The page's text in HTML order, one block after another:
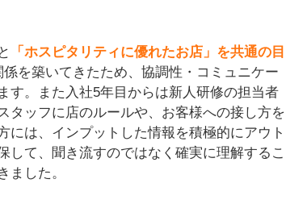
「ホスピタリティに優れたお店」を共通の目
を築いてきたため、協調性・コミュニケー
す。また入社5年目からは新人研修の担当者
タッフに店のルールや、お客様への接し方を
には、インプットした情報を積極的にアウト
して、聞き流すのではなく確実に理解するこ
ました。